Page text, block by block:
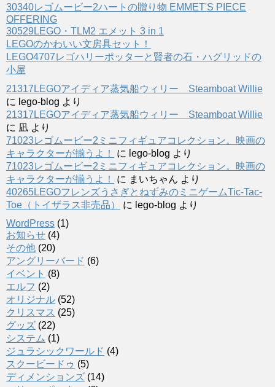
30340レゴムービー2ハートの贈り物 EMMET'S PIECE
OFFERING
30529LEGO・TLM2 エメット 3 in 1
LEGOのかわいい文房具セット！
LEGO4707レゴハリーポッターと賢者の石・ハグリッドの
小屋
21317LEGOアイディア蒸気船ウィリー Steamboat Willie
に lego-blog より
21317LEGOアイディア蒸気船ウィリー Steamboat Willie
に 凪 より
71023レゴムービー2ミニフィギュアコレクション。映画の
キャラクターが揃うよ！
に lego-blog より
71023レゴムービー2ミニフィギュアコレクション。映画の
キャラクターが揃うよ！
に まいちゃん より
40265LEGOフレンズうさぎとねずみのミニゲームTic-Tac-
Toe（トイザラス非売品）
に lego-blog より
WordPress (1)
お知らせ (4)
その他 (20)
アングリーバード (6)
イベント (8)
エルフ (2)
オリジナル (52)
クリスマス (25)
グッズ (22)
システム (1)
ジュラシックワールド (4)
スクービードゥ (5)
ディメンションズ (14)